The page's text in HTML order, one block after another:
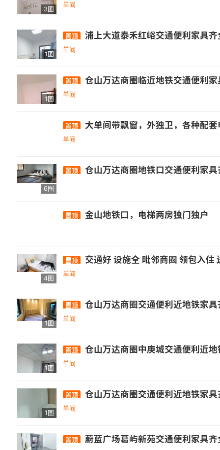
3图
单间
1图
置顶 浦上大道泰禾红峪交通便利家具齐
单间
1图
置顶 仓山万达商圈临近地铁交通便利
单间
置顶 大单间带飘窗，外独卫，各种配
单间
6图
置顶 仓山万达商圈地铁口交通便利家
置顶 金山地铁口，电梯两房独门独户
4图
置顶 交通好 设施全 毗邻商圈 领包入住
单间
1图
置顶 仓山万达商圈交通便利近地铁家
单间
1图
置顶 仓山万达商圈中庚城交通便利近地铁
单间
1图
置顶 仓山万达商圈交通便利近地铁家具
单间
置顶 蔚蓝广场葛屿新苑交通便利家具